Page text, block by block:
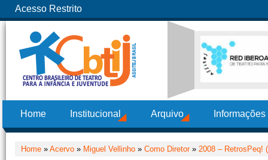
Acesso Restrito
Home Institucional Arquivo
Home » Acervo » Miguel Vellinho » Como Diretor» 2008 – RetrosPeq!